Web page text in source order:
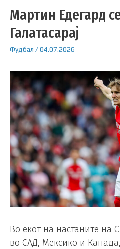
Мартин Едегард
Галатасарај
Фудбал /04.07.2026
Во екот на настаните на
во САД, Мексико и